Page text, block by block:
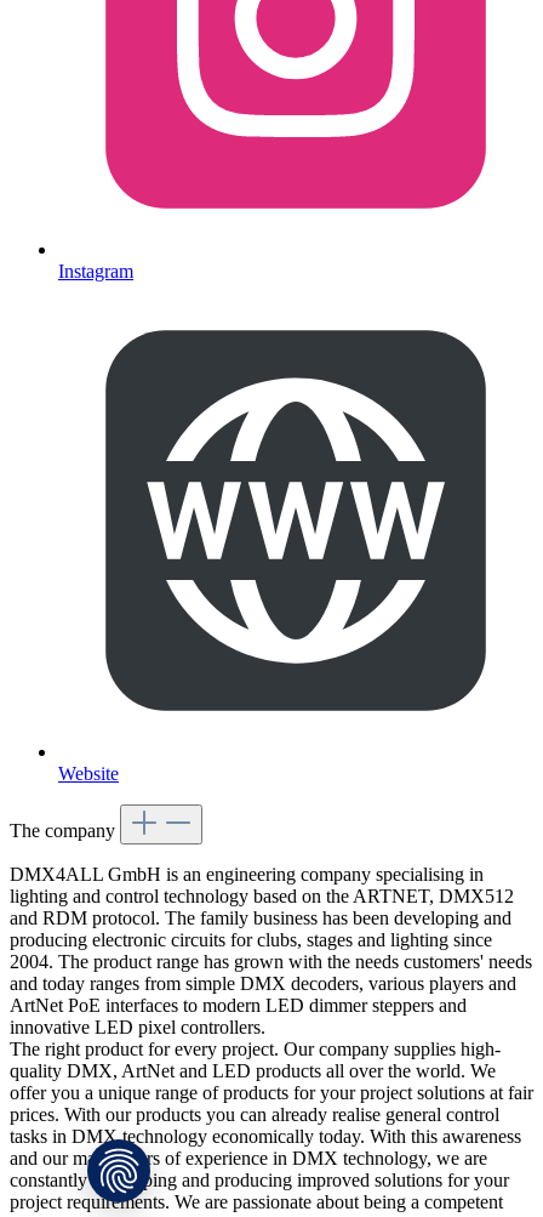
Instagram
Website
The company
DMX4ALL GmbH is an engineering company specialising in
lighting and control technology based on the ARTNET, DMX512
and RDM protocol. The family business has been developing and
producing electronic circuits for clubs, stages and lighting since
2004. The product range has grown with the needs customers' needs
and today ranges from simple DMX decoders, various players and
ArtNet PoE interfaces to modern LED dimmer steppers and
innovative LED pixel controllers.
The right product for every project. Our company supplies high-
quality DMX, ArtNet and LED products all over the world. We
offer you a unique range of products for your project solutions at fair
prices. With our products you can already realise general control
tasks in DMX technology economically today. With this awareness
and our many years of experience in DMX technology, we are
constantly developing and producing improved solutions for your
project requirements. We are passionate about being a competent